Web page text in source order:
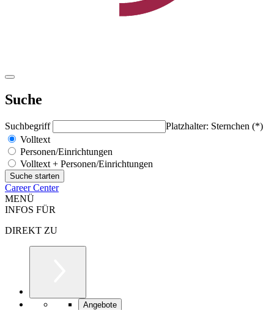
Suche
Suchbegriff
Platzhalter: Sternchen (*)
Volltext
Personen/Einrichtungen
Volltext + Personen/Einrichtungen
Career Center
MENÜ
INFOS FÜR
DIREKT ZU
Angebote